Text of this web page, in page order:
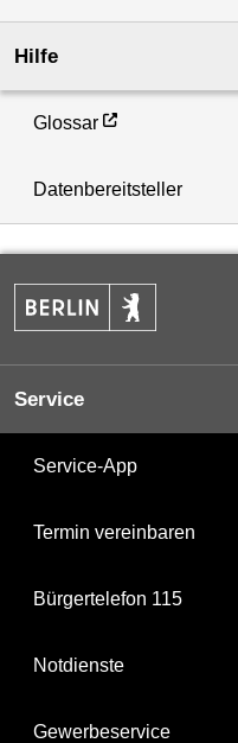
Hilfe
Glossar
Datenbereitsteller
Service
Service-App
Termin vereinbaren
Bürgertelefon 115
Notdienste
Gewerbeservice